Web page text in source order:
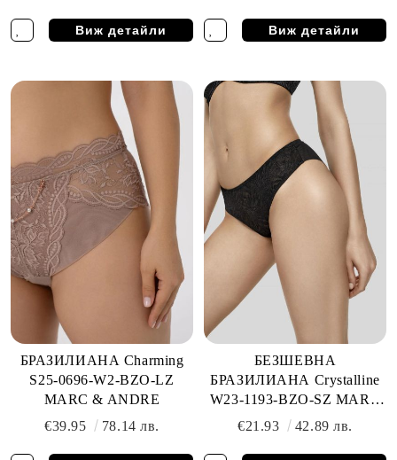
Виж детайли Виж детайли
БРАЗИЛИАНА Charming
S25-0696-W2-BZO-LZ
MARC & ANDRE
€39.95
78.14 лв.
БЕЗШЕВНА
БРАЗИЛИАНА Crystalline
W23-1193-BZO-SZ MARC
& ANDRE
€21.93 42.89 лв.